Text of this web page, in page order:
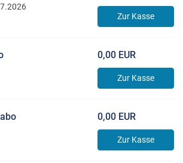
Zur Kasse
0,00 EUR
Zur Kasse
0,00 EUR
Zur Kasse